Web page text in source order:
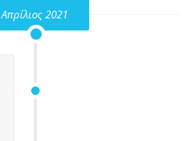
Απρίλιος 2021